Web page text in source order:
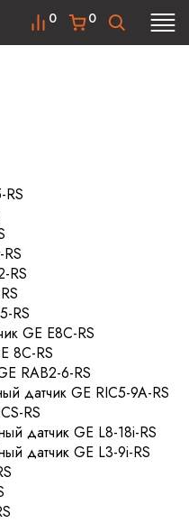
0
0
RS
RS
RS
GE E8C-RS
8C-RS
RAB2-6-RS
датчик GE RIC5-9A-RS
RS
датчик GE L8-18i-RS
датчик GE L3-9i-RS